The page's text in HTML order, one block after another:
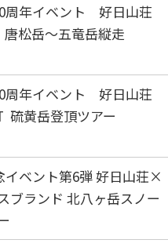
周年イベント 好日山荘
松岳～五竜岳縦走
周年イベント 好日山荘
硫黄岳登頂ツアー
イベント第6弾 好日山荘×
ブランド 北八ヶ岳スノー